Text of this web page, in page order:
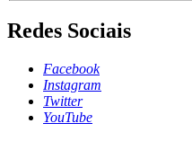
Redes Sociais
Facebook
Instagram
Twitter
YouTube